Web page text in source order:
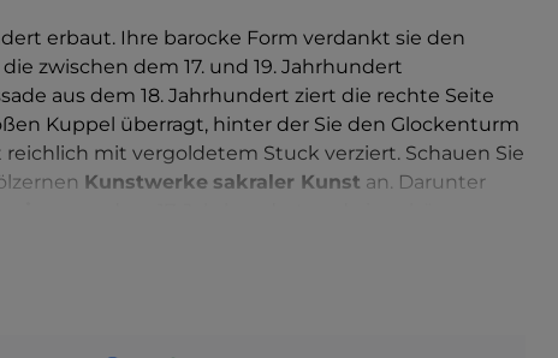
erbaut. Ihre barocke Form verdankt sie den
zwischen dem 17. und 19. Jahrhundert
aus dem 18. Jahrhundert ziert die rechte Seite
Kuppel überragt, hinter der Sie den Glockenturm
mit vergoldetem Stuck verziert. Schauen Sie
Kunstwerke sakraler Kunst an. Darunter